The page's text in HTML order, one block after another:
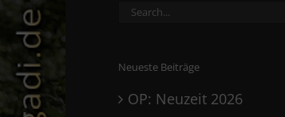
Search
Neueste Beiträge
OP: Neuzeit 2026